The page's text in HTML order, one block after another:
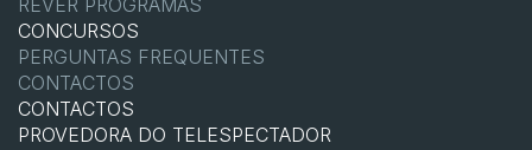
CONCURSOS
PERGUNTAS FREQUENTES
CONTACTOS
CONTACTOS
PROVEDORA DO TELESPECTADOR